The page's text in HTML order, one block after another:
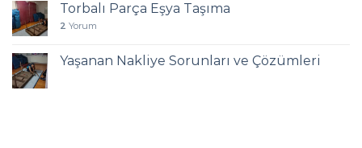
Torbalı Parça Eşya Taşıma
2 Yorum
Yaşanan Nakliye Sorunları ve Çözümleri